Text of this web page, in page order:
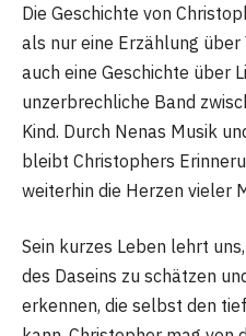
Die Geschichte von
als nur eine Erzählung
auch eine Geschichte über
unzerbrechliche Band
Kind. Durch Nenas Musik
bleibt Christophers
weiterhin die Herzen vieler
Sein kurzes Leben lehrt
des Daseins zu schätzen
erkennen, die selbst den